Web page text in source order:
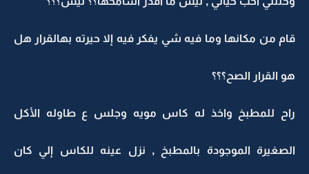
قام من مكانها وما فيه شي يفكر فيه إلا حيرته بهالقرار هل
هو القرار الصح؟؟؟
راح للمطبخ واخذ له كاس مويه وجلس ع طاوله الأكل
الصغيرة الموجودة بالمطبخ , نزل عينه للكاس إلي كان